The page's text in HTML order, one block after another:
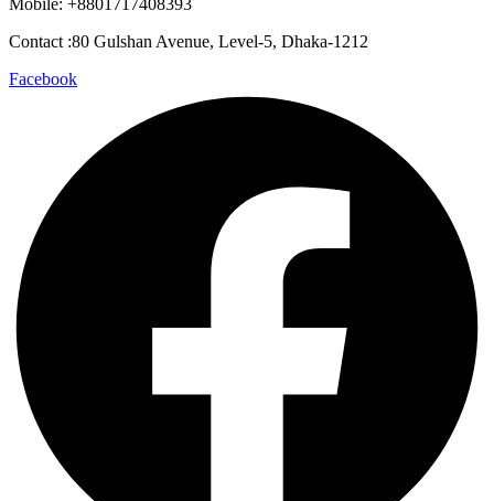
Contact :80 Gulshan Avenue, Level-5, Dhaka-1212
Facebook